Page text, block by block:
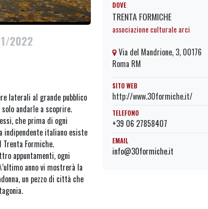
2022
laterali al grande pubblico
andarle a scoprire.
che prima di ogni
indipendente italiano esiste
Formiche.
appuntamenti, ogni
anno vi mostrerà la
un pezzo di città che
DOVE
TRENTA FORMICHE
associazione culturale arci
Via del Mandrione, 3, 00176
Roma RM
SITO WEB
http://www.30formiche.it/
TELEFONO
+39 06 27858407
EMAIL
info@30formiche.it